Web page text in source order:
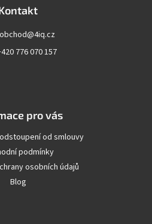
obchod@4iq.cz
776 070 157
pro vás
od smlouvy
podmínky
osobních údajů
Blog